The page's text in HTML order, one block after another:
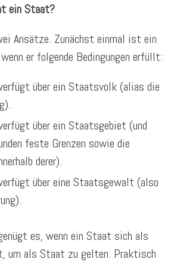
ein Staat?
Ansätze. Zunächst einmal ist ein
er folgende Bedingungen erfüllt:
über ein Staatsvolk (alias die
über ein Staatsgebiet (und
feste Grenzen sowie die
derer).
über eine Staatsgewalt (also
es, wenn ein Staat sich als
um als Staat zu gelten. Praktisch